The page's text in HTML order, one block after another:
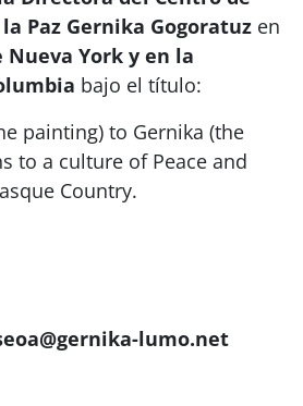
Paz Gernika Gogoratuz en
Nueva York y en la
bajo el título:
painting) to Gernika (the
to a culture of Peace and
Country.
lumo.net